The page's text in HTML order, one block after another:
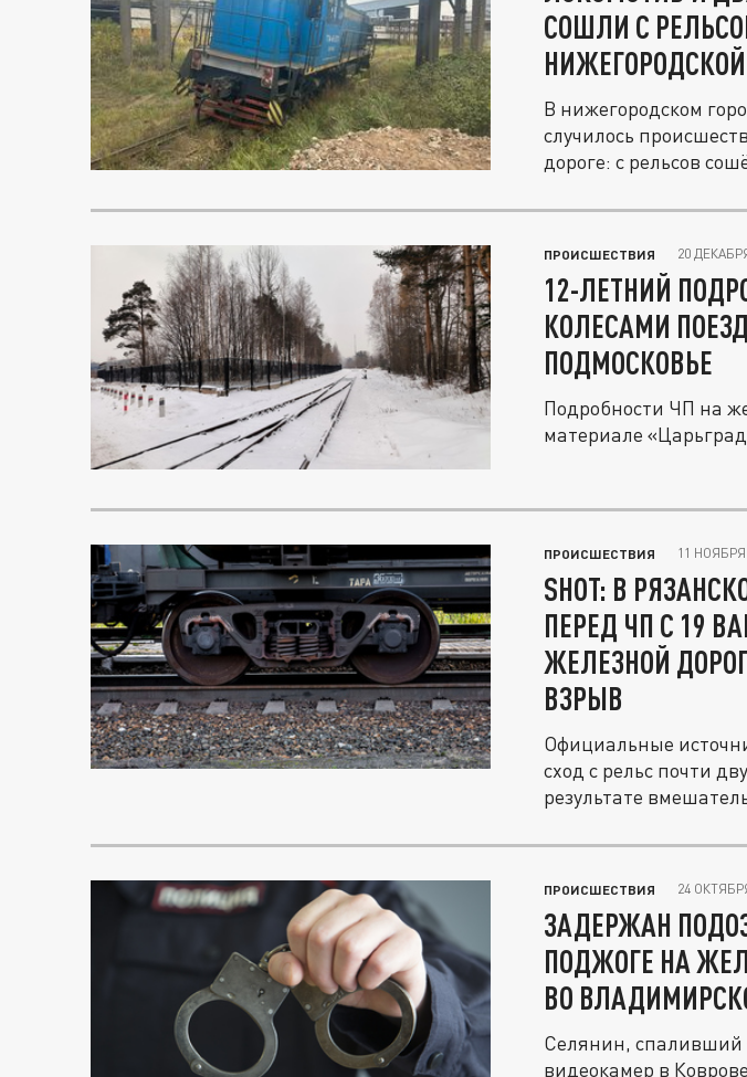
СОШЛИ С
В нижегородском
случилось
дороге: с рельсов
ПРОИСШЕСТВИЯ 20
12-ЛЕТНИЙ
КОЛЕСАМИ
ПОДМОСКОВЬЕ
Подробности ЧП на
материале
ПРОИСШЕСТВИЯ 11 НОЯБРЯ
SHOT: В
ПЕРЕД ЧП С 19
ЖЕЛЕЗНОЙ
ВЗРЫВ
Официальные
сход с рельс почти
результате
ПРОИСШЕСТВИЯ 24
ЗАДЕРЖАН
ПОДЖОГЕ НА
ВО
Селянин,
видеокамер в